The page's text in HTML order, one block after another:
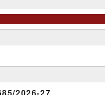
2026-27